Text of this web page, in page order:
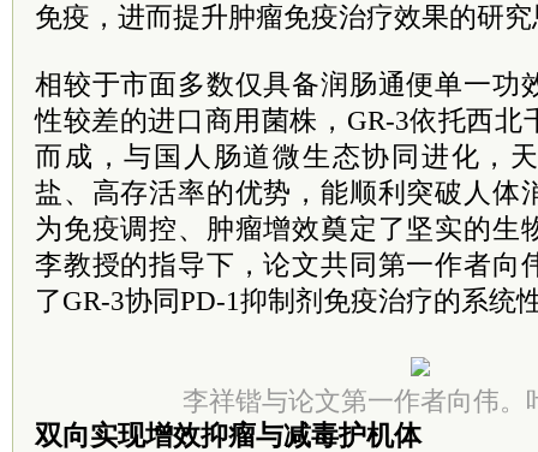
免疫，进而提升肿瘤免疫治疗效果的研
相较于市面多数仅具备润肠通便单一功
性较差的进口商用菌株，GR-3依托西北
而成，与国人肠道微生态协同进化，
盐、高存活率的优势，能顺利突破人体
为免疫调控、肿瘤增效奠定了坚实的生
李教授的指导下，论文共同第一作者向
了GR-3协同PD-1抑制剂免疫治疗的系统
李祥锴与论文第一作者向伟。
双向实现增效抑瘤与减毒护机体